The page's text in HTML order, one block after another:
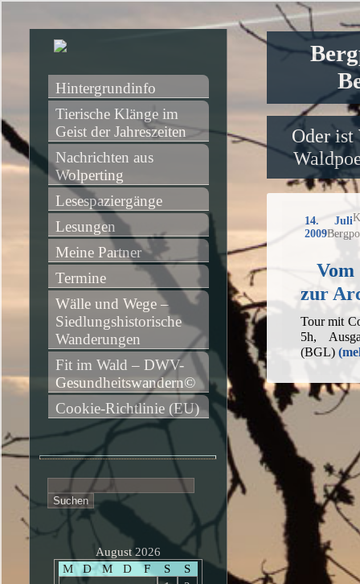
Oder ist
14. Juli
2009
Vom
zur
Tour mit
5h,
(BGL)
Hintergrundinfo
Tierische Klänge im
Geist der Jahreszeiten
Nachrichten aus
Wolperting
Lesespaziergänge
Lesungen
Meine Partner
Termine
Wälle und Wege –
Siedlungshistorische
Wanderungen
Fit im Wald – DWV-
Gesundheitswandern©
Cookie-Richtlinie (EU)
nach:
August 2026
M
D M D F S
S